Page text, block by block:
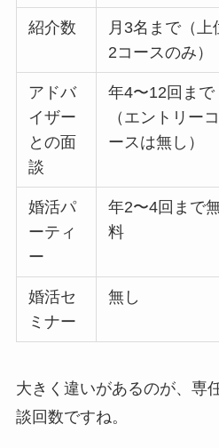
紹介数
月3名まで（上
2コースのみ）
アドバ
イザー
との面
談
年4〜12回まで
（エントリーコ
ースは無し）
婚活パ
ーティ
ー
年2〜4回まで
料
婚活セ
ミナー
無し
大きく違いがあるのが、専
談回数ですね。